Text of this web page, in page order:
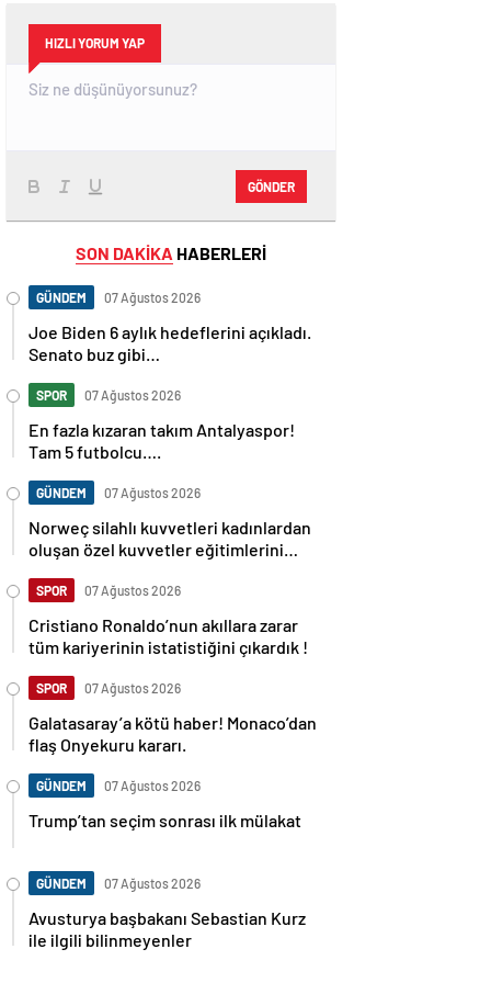
HIZLI YORUM YAP
GÖNDER
SON DAKİKA HABERLERİ
GÜNDEM 07 Ağustos 2026
Joe Biden 6 aylık hedeflerini açıkladı.
Senato buz gibi…
SPOR 07 Ağustos 2026
En fazla kızaran takım Antalyaspor!
Tam 5 futbolcu….
GÜNDEM 07 Ağustos 2026
Norweç silahlı kuvvetleri kadınlardan
oluşan özel kuvvetler eğitimlerini
SPOR 07 Ağustos 2026
Cristiano Ronaldo’nun akıllara zarar
tüm kariyerinin istatistiğini çıkardık !
SPOR 07 Ağustos 2026
Galatasaray’a kötü haber! Monaco’dan
flaş Onyekuru kararı.
GÜNDEM 07 Ağustos 2026
Trump’tan seçim sonrası ilk mülakat
GÜNDEM 07 Ağustos 2026
Avusturya başbakanı Sebastian Kurz
ile ilgili bilinmeyenler